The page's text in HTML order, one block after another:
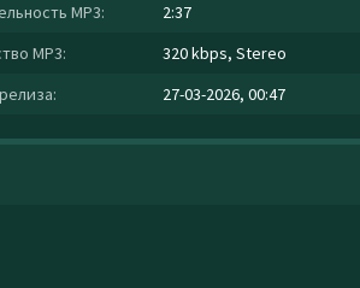
MP3:
2:37
MP3:
320 kbps, Stereo
27-03-2026, 00:47